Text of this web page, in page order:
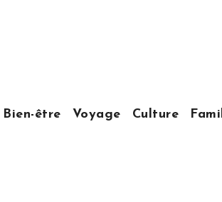
Bien-être Voyage Culture